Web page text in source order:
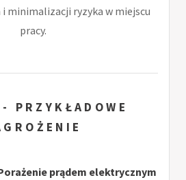
minimalizacji ryzyka w miejscu
pracy.
PRZYKŁADOWE
prądem elektrycznym